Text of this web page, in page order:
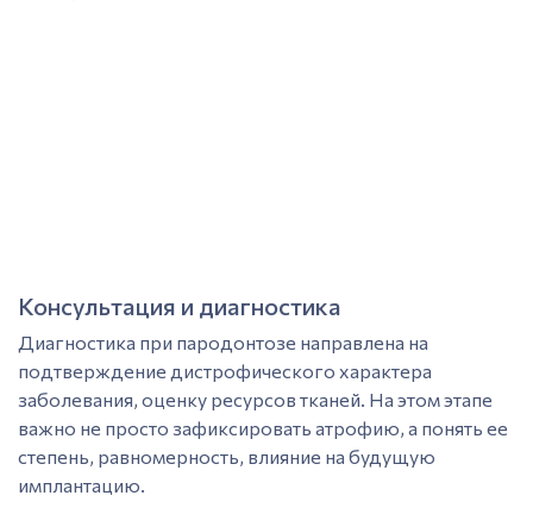
Консультация и диагностика
Диагностика при пародонтозе направлена на
подтверждение дистрофического характера
заболевания, оценку ресурсов тканей. На этом этапе
важно не просто зафиксировать атрофию, а понять ее
степень, равномерность, влияние на будущую
имплантацию.